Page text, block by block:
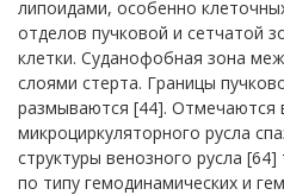
липоидами, особенно
отделов пучковой и сетчатой
клетки. Суданофобная зона
слоями стерта. Границы
размываются [44]. Отмечаются
микроциркуляторного русла
структуры венозного русла
по типу гемодинамических и